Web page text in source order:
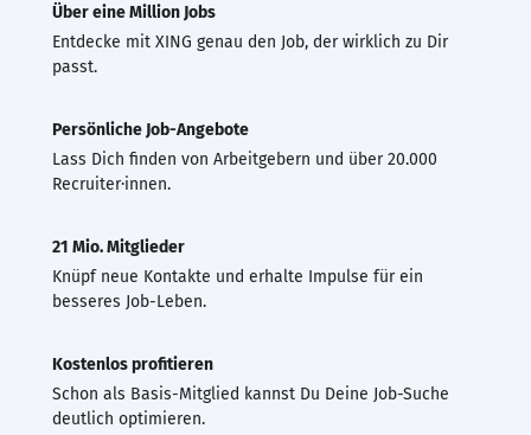
Über eine Million Jobs
Entdecke mit XING genau den Job, der wirklich zu Dir
passt.
Persönliche Job-Angebote
Lass Dich finden von Arbeitgebern und über 20.000
Recruiter·innen.
21 Mio. Mitglieder
Knüpf neue Kontakte und erhalte Impulse für ein
besseres Job-Leben.
Kostenlos profitieren
Schon als Basis-Mitglied kannst Du Deine Job-Suche
deutlich optimieren.